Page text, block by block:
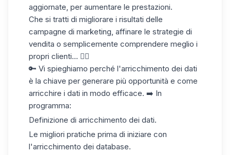
aggiornate, per aumentare le prestazioni.
Che si tratti di migliorare i risultati delle
campagne di marketing, affinare le strategie di
vendita o semplicemente comprendere meglio i
propri clienti... 👇🏼
🔑 Vi spieghiamo perché l'arricchimento dei dati
è la chiave per generare più opportunità e come
arricchire i dati in modo efficace. ➡️ In
programma:
Definizione di arricchimento dei dati.
Le migliori pratiche prima di iniziare con
l'arricchimento dei database.